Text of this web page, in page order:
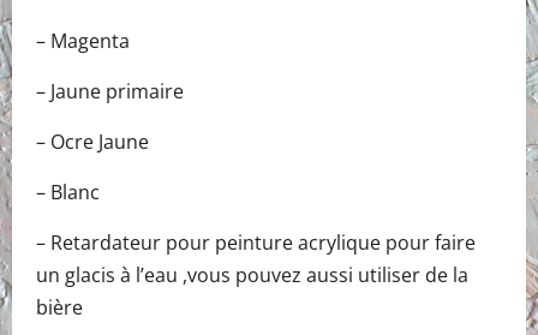
– Magenta
– Jaune primaire
– Ocre Jaune
– Blanc
– Retardateur pour peinture acrylique pour faire
un glacis à l’eau ,vous pouvez aussi utiliser de la
bière